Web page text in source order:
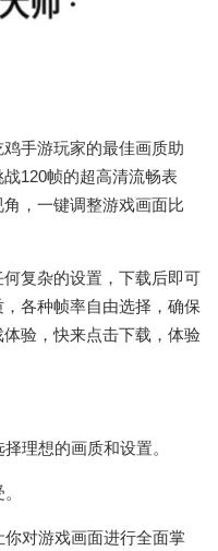
鸡手游玩家的最佳画质助
120帧的超高清流畅表
，一键调整游戏画面比
复杂的设置，下载后即可
各种帧率自由选择，确保
验，快来点击下载，体验
理想的画质和设置。
对游戏画面进行全面掌